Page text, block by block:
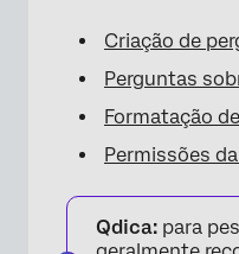
Criação de
Perguntas
Formatação
Permissões
Qdica: para